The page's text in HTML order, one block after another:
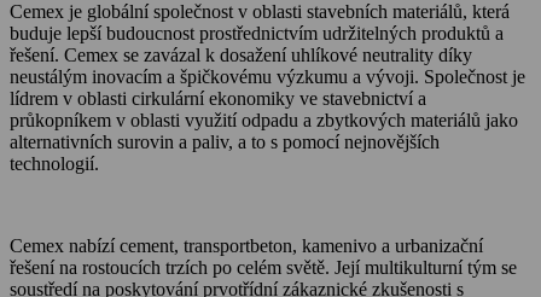
Cemex je globální společnost v oblasti stavebních materiálů, která
buduje lepší budoucnost prostřednictvím udržitelných produktů a
řešení. Cemex se zavázal k dosažení uhlíkové neutrality díky
neustálým inovacím a špičkovému výzkumu a vývoji. Společnost je
lídrem v oblasti cirkulární ekonomiky ve stavebnictví a
průkopníkem v oblasti využití odpadu a zbytkových materiálů jako
alternativních surovin a paliv, a to s pomocí nejnovějších
technologií.
Cemex nabízí cement, transportbeton, kamenivo a urbanizační
řešení na rostoucích trzích po celém světě. Její multikulturní tým se
soustředí na poskytování prvotřídní zákaznické zkušenosti s